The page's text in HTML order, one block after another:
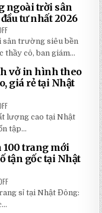
ĐỘNG
QUAY
TAY
TIẾT
2026:
5
BÍ
MẬT
GIÚP
BẠN
TIẾT
KHI
LẮP
ĐẶT
ngoài trời sân
tư nhất 2026
TOP
5
LOẠI
DÙ
CHE
NẮNG
NGOÀI
TRỜI
BỀN
ĐÁNG
ĐẦU
NHẤT
2026
sân trường siêu bền
thầy cô, ban giám...
vở in hình theo
giá rẻ tại Nhật
CHỈ
24H
ĐỂ
HOÀN
VỞ
IN
HÌNH
YÊU
CHẤT
LƯỢNG
lượng cao tại Nhật
tập...
100 trang mới
tận gốc tại Nhật
BẢNG
GIÁ sỉ tại Nhật Đông: